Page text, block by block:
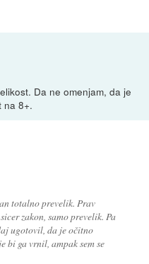
Da ne omenjam, da je
na 8+.
totalno prevelik. Prav
zakon, samo prevelik. Pa
ugotovil, da je očitno
bi ga vrnil, ampak sem se